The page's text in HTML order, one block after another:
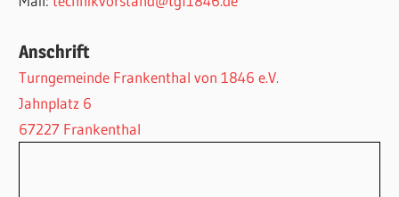
Anschrift
Turngemeinde Frankenthal von 1846 e.V.
Jahnplatz 6
67227 Frankenthal